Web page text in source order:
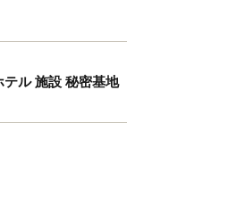
ル 施設 秘密基地